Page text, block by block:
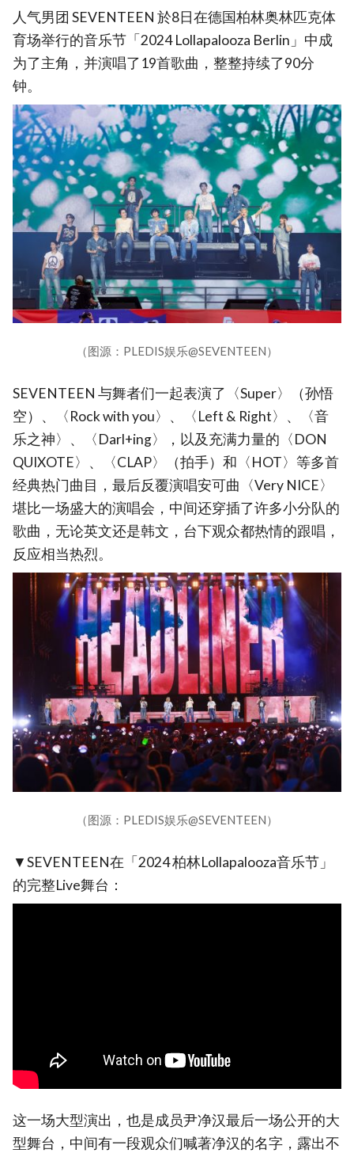
人气男团 SEVENTEEN 於8日在德国柏林奥林匹克体
育场举行的音乐节「2024 Lollapalooza Berlin」中成
为了主角，并演唱了19首歌曲，整整持续了90分
钟。
（图源：PLEDIS娱乐@SEVENTEEN）
SEVENTEEN 与舞者们一起表演了〈Super〉（孙悟
空）、〈Rock with you〉、〈Left & Right〉、〈音
乐之神〉、〈Darl+ing〉，以及充满力量的〈DON
QUIXOTE〉、〈CLAP〉（拍手）和〈HOT〉等多首
经典热门曲目，最后反覆演唱安可曲〈Very NICE〉
堪比一场盛大的演唱会，中间还穿插了许多小分队的
歌曲，无论英文还是韩文，台下观众都热情的跟唱，
反应相当热烈。
（图源：PLEDIS娱乐@SEVENTEEN）
▼SEVENTEEN在「2024 柏林Lollapalooza音乐节」
的完整Live舞台：
这一场大型演出，也是成员尹净汉最后一场公开的大
型舞台，中间有一段观众们喊著净汉的名字，露出不